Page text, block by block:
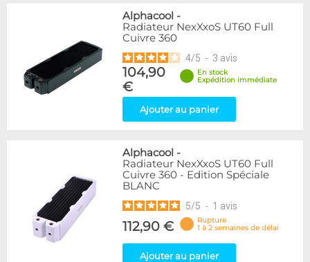
Alphacool -
Radiateur NexXxoS UT60 Full
Cuivre 360
4/5 - 3 avis
104,90
€
En stock
Expédition immédiate
Ajouter au panier
Alphacool -
Radiateur NexXxoS UT60 Full
Cuivre 360 - Edition Spéciale
BLANC
5/5 - 1 avis
112,90 €
Rupture
1 à 2 semaines de délai
Ajouter au panier